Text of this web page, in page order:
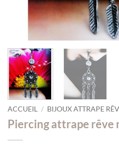
ACCUEIL / BIJOUX ATTRAPE
Piercing attrape rêve